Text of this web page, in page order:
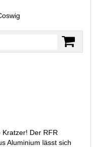
Kratzer! Der RFR
Aluminium lässt sich